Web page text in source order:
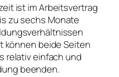
ist im Arbeitsvertrag
zu sechs Monate
können beide Seiten
relativ einfach und
beenden.